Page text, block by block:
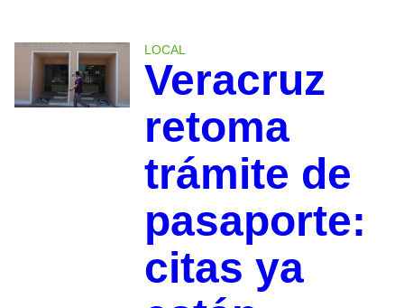
LOCAL
Veracruz
retoma
trámite de
pasaporte:
citas ya